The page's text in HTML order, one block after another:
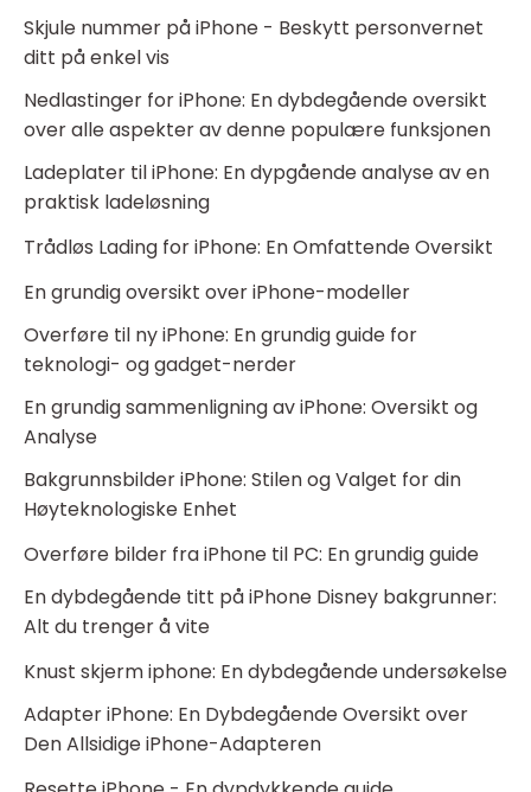
Skjule nummer på iPhone - Beskytt personvernet
ditt på enkel vis
Nedlastinger for iPhone: En dybdegående oversikt
over alle aspekter av denne populære funksjonen
Ladeplater til iPhone: En dypgående analyse av en
praktisk ladeløsning
Trådløs Lading for iPhone: En Omfattende Oversikt
En grundig oversikt over iPhone-modeller
Overføre til ny iPhone: En grundig guide for
teknologi- og gadget-nerder
En grundig sammenligning av iPhone: Oversikt og
Analyse
Bakgrunnsbilder iPhone: Stilen og Valget for din
Høyteknologiske Enhet
Overføre bilder fra iPhone til PC: En grundig guide
En dybdegående titt på iPhone Disney bakgrunner:
Alt du trenger å vite
Knust skjerm iphone: En dybdegående undersøkelse
Adapter iPhone: En Dybdegående Oversikt over
Den Allsidige iPhone-Adapteren